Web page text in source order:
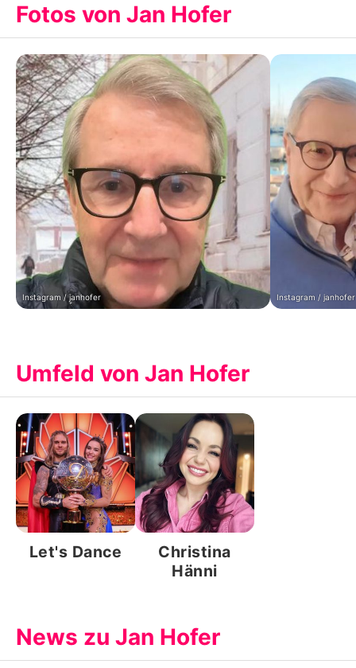
Fotos von Jan Hofer
Instagram / janhofer Instagram / janhofer
Umfeld von Jan Hofer
Let's Dance
Christina
Hänni
News zu Jan Hofer